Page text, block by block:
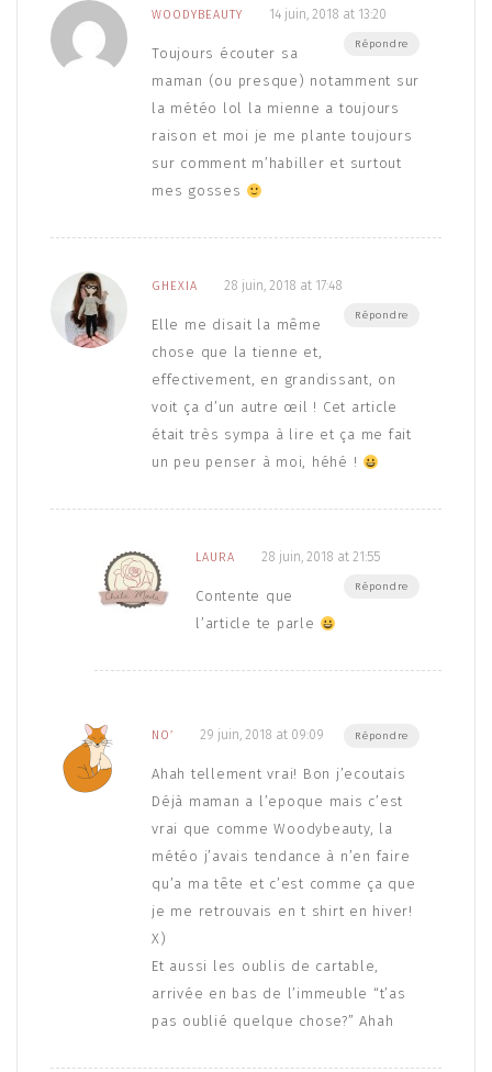
WOODYBEAUTY 14 juin, 2018 at 13:20
Répondre
Toujours écouter sa
maman (ou presque) notamment sur
la météo lol la mienne a toujours
raison et moi je me plante toujours
sur comment m’habiller et surtout
mes gosses
GHEXIA 28 juin, 2018 at 17:48
Répondre
Elle me disait la même
chose que la tienne et,
effectivement, en grandissant, on
voit ça d’un autre œil ! Cet article
était très sympa à lire et ça me fait
un peu penser à moi, héhé !
LAURA 28 juin, 2018 at 21:55
Répondre
Contente que
l’article te parle
NO’ 29 juin, 2018 at 09:09 Répondre
Ahah tellement vrai! Bon j’ecoutais
Déjà maman a l’epoque mais c’est
vrai que comme Woodybeauty, la
météo j’avais tendance à n’en faire
qu’a ma tête et c’est comme ça que
je me retrouvais en t shirt en hiver!
X)
Et aussi les oublis de cartable,
arrivée en bas de l’immeuble “t’as
pas oublié quelque chose?” Ahah